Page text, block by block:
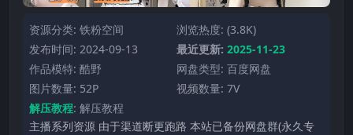
资源分类: 铁粉空间
浏览热度: (3.8K)
发布时间: 2024-09-13
最近更新: 2025-11-23
作品模特: 酷野
网盘类型: 百度网盘
图片数量: 52P
视频数量: 7V
解压教程: 解压教程
主播系列资源 由于渠道断更跑路 本站已备份网盘群(永久专